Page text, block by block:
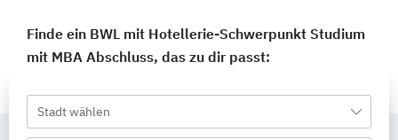
Finde ein BWL mit Hotellerie-Schwerpunkt Studium
mit MBA Abschluss, das zu dir passt:
Stadt wählen